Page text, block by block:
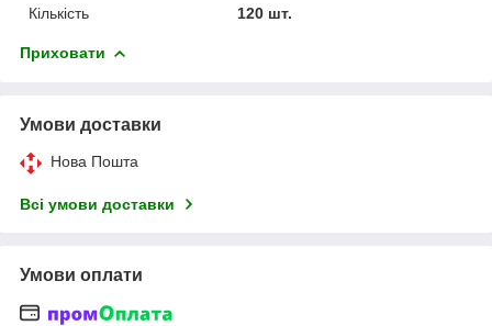
Кількість
120 шт.
Приховати
Умови доставки
Нова Пошта
Всі умови доставки
Умови оплати